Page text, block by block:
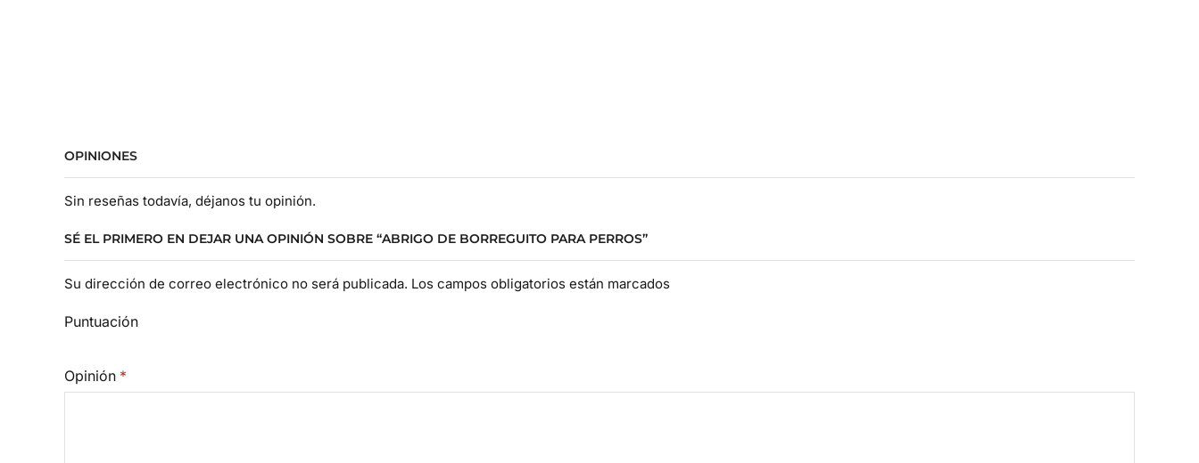
OPINIONES
Sin reseñas todavía, déjanos tu opinión.
SÉ EL PRIMERO EN DEJAR UNA OPINIÓN SOBRE “ABRIGO DE BORREGUITO PARA PERROS”
Su dirección de correo electrónico no será publicada. Los campos obligatorios están marcados
Puntuación
Opinión *